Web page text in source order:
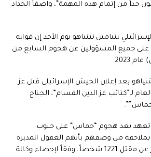
جداً من إتمام هذه المهمة”، واصفاً الحداد
بنيامين نتنياهو يوم الأحد إن قواته
جميع المسؤولين عن هجوم السابع من
2023.
بعد إعلان الجيش الإسرائيلي قتل عز
العام لـ”كتائب عز الدين القسام”، الجناح
تعهد بعد هجوم “حماس” على جنوب
من وصفهم بأنهم العقول المدبرة
للهجوم الذي أسفر عن مقتل 1221 شخصاً، وفقاً لإحصاء وكالة